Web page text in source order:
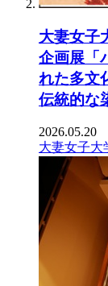
大妻女子
企画展「
れた多文
伝統的な
2026.05.20
大妻女子大